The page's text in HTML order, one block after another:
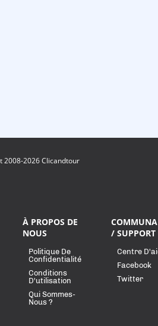
2008-2026 Clicandtour
À PROPOS DE
NOUS
Politique De
Confidentialité
Conditions
D'utilisation
Qui Sommes-
Nous ?
/ SUPPORT
Centre
Facebook
Twitter